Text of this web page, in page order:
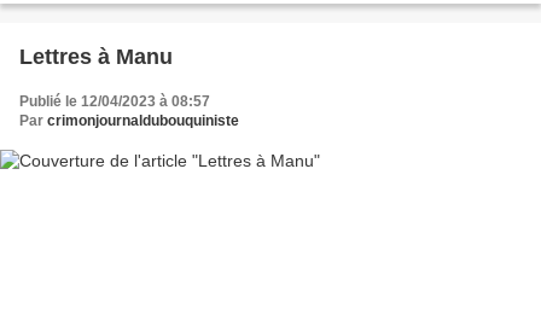
Lettres à Manu
Publié le 12/04/2023 à 08:57
Par crimonjournaldubouquiniste